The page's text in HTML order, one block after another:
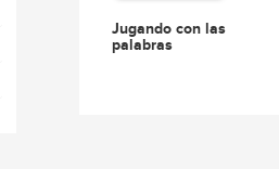
Jugando con las
palabras